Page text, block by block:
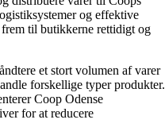
og effektive
frem til butikkerne rettidigt og
et stort volumen af varer
forskellige typer produkter.
Coop Odense
for at reducere